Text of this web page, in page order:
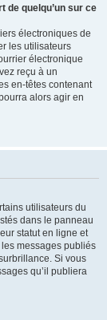
de quelqu’un sur ce
électroniques de
les utilisateurs
électronique
reçu à un
en-têtes contenant
alors agir en
utilisateurs du
dans le panneau
statut en ligne et
messages publiés
Si vous
qu’il publiera